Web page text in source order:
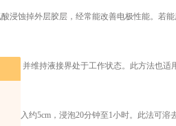
蚀掉外层胶层，经常能改善电极性能。若能
并维持液接界处于工作状态。此方法也适
入约5cm，浸泡20分钟至1小时。此法可溶